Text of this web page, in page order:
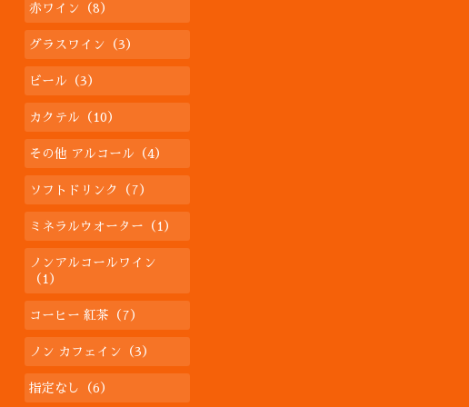
赤ワイン（8）
グラスワイン（3）
ビール（3）
カクテル（10）
その他 アルコール（4）
ソフトドリンク（7）
ミネラルウオーター（1）
ノンアルコールワイン
（1）
コーヒー 紅茶（7）
ノン カフェイン（3）
指定なし（6）